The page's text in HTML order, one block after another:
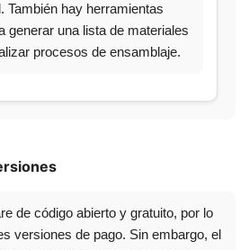
También hay herramientas
generar una lista de materiales
procesos de ensamblaje.
de código abierto y gratuito, por lo
versiones de pago. Sin embargo, el